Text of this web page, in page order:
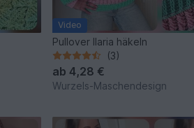
Video
Pullover Ilaria häkeln
(3)
ab4,28 €
Wurzels-Maschendesign